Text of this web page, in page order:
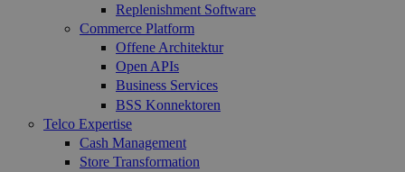
Replenishment Software
Commerce Platform
Offene Architektur
Open APIs
Business Services
BSS Konnektoren
Telco Expertise
Cash Management
Store Transformation